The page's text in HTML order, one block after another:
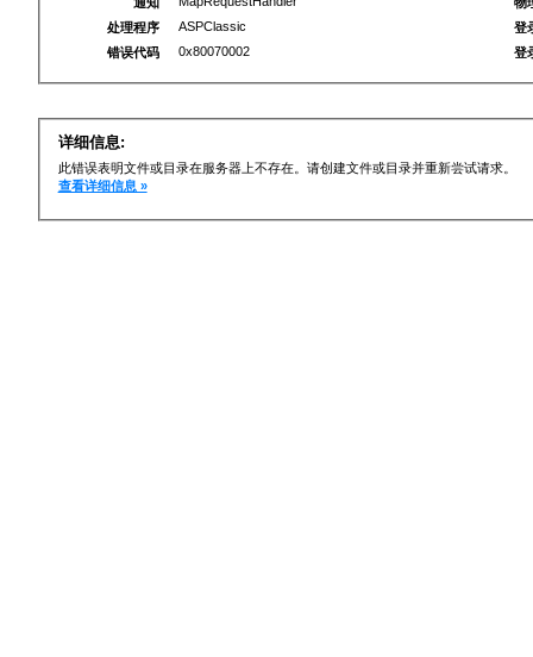
处理程序
ASPClassic
错误代码
0x80070002
登
登
详细信息:
此错误表明文件或目录在服务器上不存在。请创建文件或目录并重新尝试请求。
查看详细信息 »